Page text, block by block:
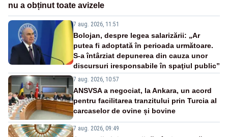
nu a obținut toate avizele
7 aug. 2026, 11:51
Bolojan, despre legea salarizării: „Ar
putea fi adoptată în perioada următoare.
S-a întârziat depunerea din cauza unor
discursuri iresponsabile în spaţiul public”
7 aug. 2026, 10:57
ANSVSA a negociat, la Ankara, un acord
pentru facilitarea tranzitului prin Turcia al
carcaselor de ovine și bovine
7 aug. 2026, 09:49